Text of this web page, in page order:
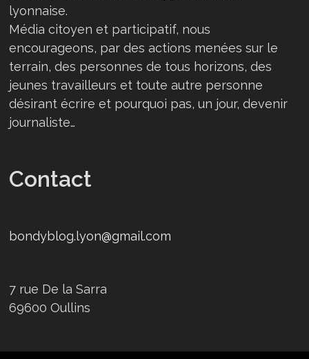
lyonnaise.
Média citoyen et participatif, nous
encourageons, par des actions menées sur le
terrain, des personnes de tous horizons, des
jeunes travailleurs et toute autre personne
désirant écrire et pourquoi pas, un jour, devenir
journaliste…
Contact
bondyblog.lyon@gmail.com
7 rue De la Sarra
69600 Oullins